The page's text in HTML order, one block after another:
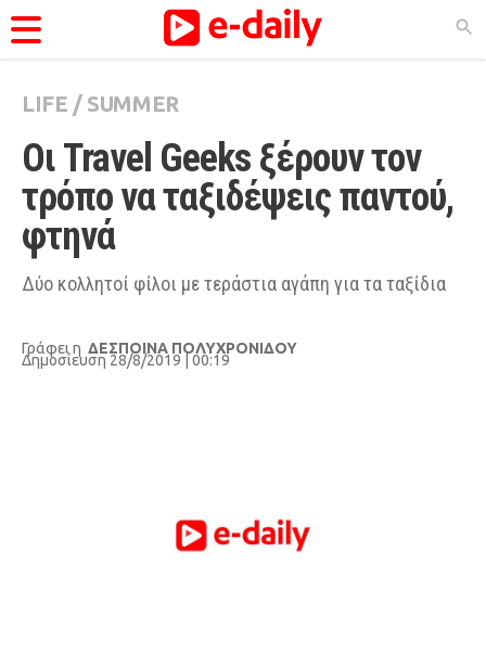
ΚΑΤΗΓΟΡΊΕΣ
Ειδήσεις
Θέματα
Videos
Podcasts
Life
LIFE / SUMMER
Oι Travel Geeks ξέρουν τον
τρόπο να ταξιδέψεις παντού,
φτηνά
Δύο κολλητοί φίλοι με τεράστια αγάπη για τα ταξίδια ​
Γράφει η ΔΕΣΠΟΙΝΑ ΠΟΛΥΧΡΟΝΙΔΟΥ
Δημοσίευση 28/8/2019 | 00:19